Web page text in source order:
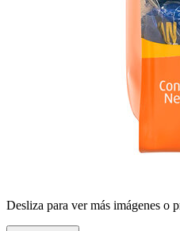
Desliza para ver más imágenes o